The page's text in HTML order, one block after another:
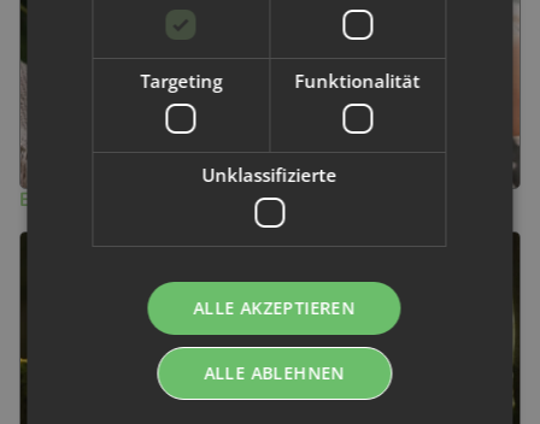
DieSoffwindeln in der Version 2.0 von Doodush sind danke zwei
Lagen PUL besonders auslaufsicher. a
Einlagen
Targeting Funktionalität
Unklassifizierte
ALLE AKZEPTIEREN
ALLE ABLEHNEN